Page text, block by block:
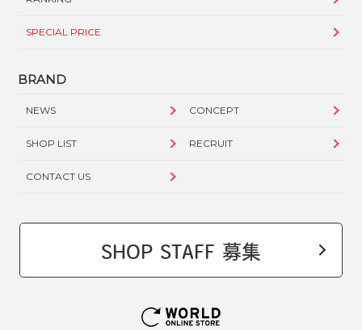
SPECIAL PRICE
BRAND
NEWS CONCEPT
SHOP LIST RECRUIT
CONTACT US
SHOP STAFF 募集